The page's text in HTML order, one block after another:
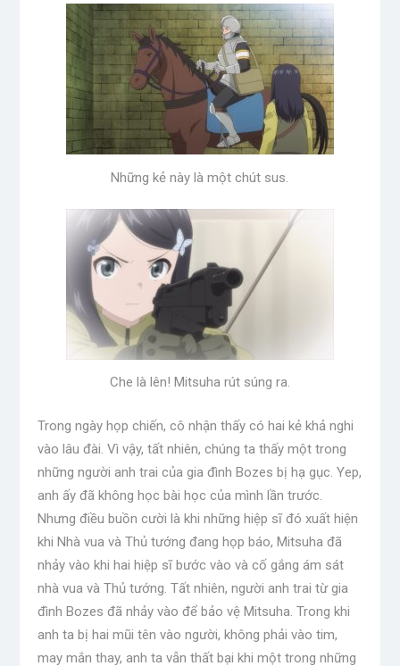
Những kẻ này là một chút sus.
Che là lên! Mitsuha rút súng ra.
Trong ngày họp chiến, cô nhận thấy có hai kẻ khả nghi
vào lâu đài. Vì vậy, tất nhiên, chúng ta thấy một trong
những người anh trai của gia đình Bozes bị hạ gục. Yep,
anh ấy đã không học bài học của mình lần trước.
Nhưng điều buồn cười là khi những hiệp sĩ đó xuất hiện
khi Nhà vua và Thủ tướng đang họp báo, Mitsuha đã
nhảy vào khi hai hiệp sĩ bước vào và cố gắng ám sát
nhà vua và Thủ tướng. Tất nhiên, người anh trai từ gia
đình Bozes đã nhảy vào để bảo vệ Mitsuha. Trong khi
anh ta bị hai mũi tên vào người, không phải vào tim,
may mắn thay, anh ta vẫn thất bại khi một trong những